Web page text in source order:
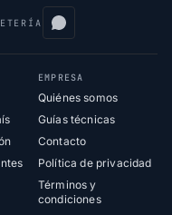
EMPRESA
Quiénes somos
Guías técnicas
Contacto
Política de privacidad
Términos y
condiciones